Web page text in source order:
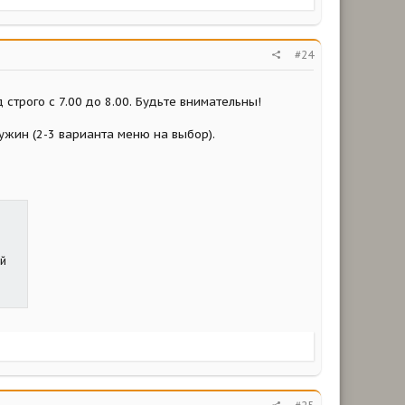
#24
с 7.00 до 8.00. Будьте внимательны!
(2-3 варианта меню на выбор).